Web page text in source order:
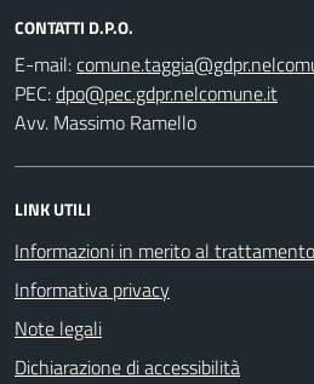
CONTATTI D.P.O.
E-mail:
PEC:
Avv. Massimo Ramello
LINK UTILI
Informazioni in merito al
Informativa privacy
Note legali
Dichiarazione di accessibilità